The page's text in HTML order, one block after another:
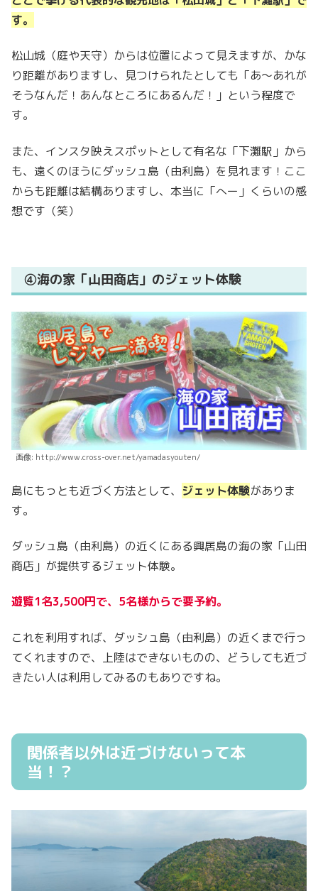
す。
松山城（庭や天守）からは位置によって見えますが、かな
り距離がありますし、見つけられたとしても「あ〜あれが
そうなんだ！あんなところにあるんだ！」という程度で
す。
また、インスタ映えスポットとして有名な「下灘駅」から
も、遠くのほうにダッシュ島（由利島）を見れます！ここ
からも距離は結構ありますし、本当に「へー」くらいの感
想です（笑）
④海の家「山田商店」のジェット体験
画像: http://www.cross-over.net/yamadasyouten/
島にもっとも近づく方法として、 ジェット体験がありま
す。
ダッシュ島（由利島）の近くにある興居島の海の家「山田
商店」が提供するジェット体験。
遊覧1名3,500円で、5名様からで要予約。
これを利用すれば、ダッシュ島（由利島）の近くまで行っ
てくれますので、上陸はできないものの、どうしても近づ
きたい人は利用してみるのもありですね。
関係者以外は近づけないって本
当！？